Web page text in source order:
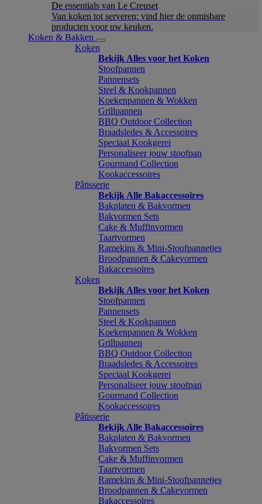
De essentials van Le Creuset
Van koken tot serveren: vind hier de onmisbare
producten voor uw keuken.
Koken & Bakken
Koken
Bekijk Alles voor het Koken
Stoofpannen
Pannensets
Steel & Kookpannen
Koekenpannen & Wokken
Grillpannen
BBQ Outdoor Collection
Braadsledes & Accessoires
Speciaal Kookgerei
Personaliseer jouw stoofpan
Gourmand Collection
Kookaccessoires
Pâtisserie
Bekijk Alle Bakaccessoires
Bakplaten & Bakvormen
Bakvormen Sets
Cake & Muffinvormen
Taartvormen
Ramekins & Mini-Stoofpannetjes
Broodpannen & Cakevormen
Bakaccessoires
Koken
Bekijk Alles voor het Koken
Stoofpannen
Pannensets
Steel & Kookpannen
Koekenpannen & Wokken
Grillpannen
BBQ Outdoor Collection
Braadsledes & Accessoires
Speciaal Kookgerei
Personaliseer jouw stoofpan
Gourmand Collection
Kookaccessoires
Pâtisserie
Bekijk Alle Bakaccessoires
Bakplaten & Bakvormen
Bakvormen Sets
Cake & Muffinvormen
Taartvormen
Ramekins & Mini-Stoofpannetjes
Broodpannen & Cakevormen
Bakaccessoires